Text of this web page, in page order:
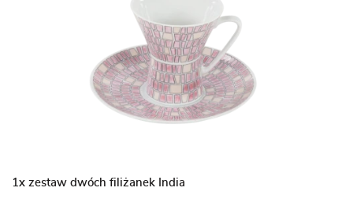
1x zestaw dwóch filiżanek India